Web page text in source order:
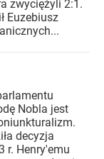
zwyciężyli 2:1.
Euzebiusz
Nobla jest
decyzja
r. Henry'emu